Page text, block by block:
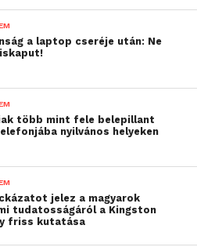
G DATA
mellett:
a laptop cseréje után: Ne
több mint fele belepillant
nyilvános helyeken
jelez a magyarok
tudatosságáról a Kingston
friss kutatása